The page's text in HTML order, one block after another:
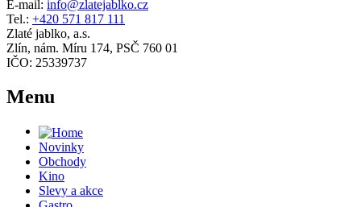
E-mail: info@zlatejablko.cz
Tel.: +420 571 817 111
Zlaté jablko, a.s.
Zlín, nám. Míru 174, PSČ 760 01
IČO: 25339737
Menu
Novinky
Obchody
Kino
Slevy a akce